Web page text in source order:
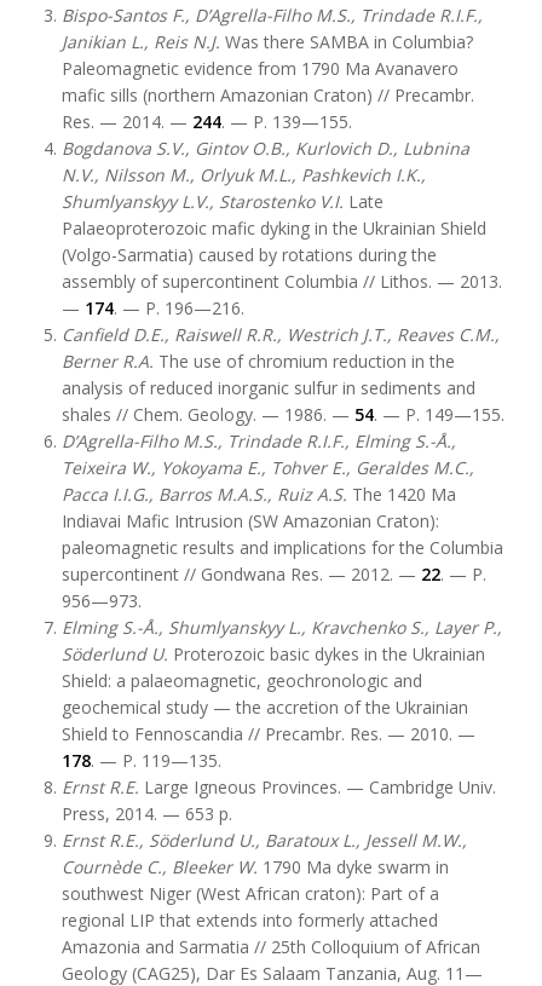
Bispo-Santos F., D’Agrella-Filho M.S., Trindade R.I.F.,
Janikian L., Reis N.J. Was there SAMBA in Columbia?
Paleomagnetic evidence from 1790 Ma Avanavero
mafic sills (northern Amazonian Craton) // Precambr.
Res. — 2014. — 244. — P. 139—155.
Bogdanova S.V., Gintov O.B., Kurlovich D., Lubnina
N.V., Nilsson M., Orlyuk M.L., Pashkevich I.K.,
Shumlyanskyy L.V., Starostenko V.I. Late
Palaeoproterozoic mafic dyking in the Ukrainian Shield
(Volgo-Sarmatia) caused by rotations during the
assembly of supercontinent Columbia // Lithos. — 2013.
— 174. — P. 196—216.
Canfield D.E., Raiswell R.R., Westrich J.T., Reaves C.M.,
Berner R.A. The use of chromium reduction in the
analysis of reduced inorganic sulfur in sediments and
shales // Chem. Geology. — 1986. — 54. — P. 149—155.
D’Agrella-Filho M.S., Trindade R.I.F., Elming S.-Å.,
Teixeira W., Yokoyama E., Tohver E., Geraldes M.C.,
Pacca I.I.G., Barros M.A.S., Ruiz A.S. The 1420 Ma
Indiavai Mafic Intrusion (SW Amazonian Craton):
paleomagnetic results and implications for the Columbia
supercontinent // Gondwana Res. — 2012. — 22. — P.
956—973.
Elming S.-Å., Shumlyanskyy L., Kravchenko S., Layer P.,
Söderlund U. Proterozoic basic dykes in the Ukrainian
Shield: a palaeomagnetic, geochronologic and
geochemical study — the accretion of the Ukrainian
Shield to Fennoscandia // Precambr. Res. — 2010. —
178. — P. 119—135.
Ernst R.E. Large Igneous Provinces. — Cambridge Univ.
Press, 2014. — 653 p.
Ernst R.E., Söderlund U., Baratoux L., Jessell M.W.,
Cournède C., Bleeker W. 1790 Ma dyke swarm in
southwest Niger (West African craton): Part of a
regional LIP that extends into formerly attached
Amazonia and Sarmatia // 25th Colloquium of African
Geology (CAG25), Dar Es Salaam Tanzania, Aug. 11—